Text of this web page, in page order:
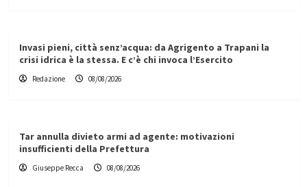
Invasi pieni, città senz’acqua: da Agrigento a Trapani la
crisi idrica è la stessa. E c’è chi invoca l’Esercito
Redazione 08/08/2026
Tar annulla divieto armi ad agente: motivazioni
insufficienti della Prefettura
Giuseppe Recca 08/08/2026